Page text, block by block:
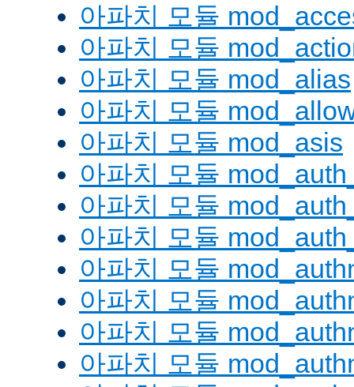
아파치 모듈
아파치 모듈
아파치 모듈 mod_alias
아파치 모듈
아파치 모듈 mod_asis
아파치 모듈
아파치 모듈
아파치 모듈
아파치 모듈
아파치 모듈
아파치 모듈
아파치 모듈